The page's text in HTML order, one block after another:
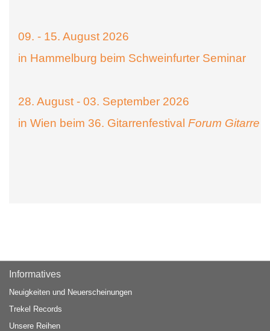
09. - 15. August 2026
in Hammelburg beim Schweinfurter Seminar
28. August - 03. September 2026
in Wien beim 36. Gitarrenfestival Forum Gitarre
Informatives
Neuigkeiten und Neuerscheinungen
Trekel Records
Unsere Reihen